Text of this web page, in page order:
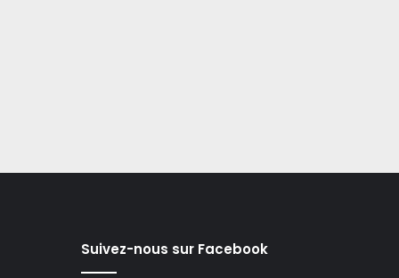
Suivez-nous sur Facebook